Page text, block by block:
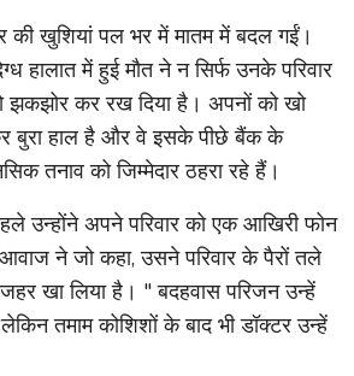
खुशियां पल भर में मातम में बदल गईं।
हालात में हुई मौत ने न सिर्फ उनके परिवार
झकझोर कर रख दिया है। अपनों को खो
बुरा हाल है और वे इसके पीछे बैंक के
तनाव को जिम्मेदार ठहरा रहे हैं।
उन्होंने अपने परिवार को एक आखिरी फोन
ने जो कहा, उसने परिवार के पैरों तले
खा लिया है। " बदहवास परिजन उन्हें
तमाम कोशिशों के बाद भी डॉक्टर उन्हें